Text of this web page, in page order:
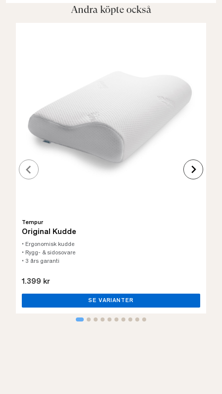
Andra köpte också
Tempur
Original Kudde
• Ergonomisk kudde
• Rygg- & sidosovare
• 3 års garanti
1.399 kr
SE VARIANTER